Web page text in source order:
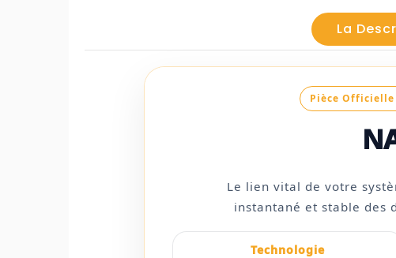
La
Pièce Officielle
Le lien vital de votre
instantané et stable des
Technologie